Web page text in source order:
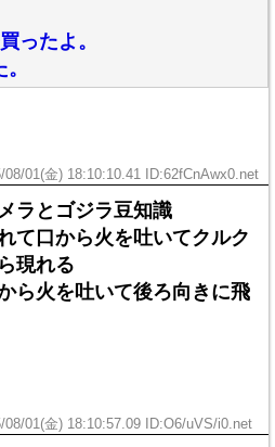
ったよ。
08/01(金) 18:10:10.41 ID:62fCnAwx0.net
ラとゴジラ豆知識
て口から火を吐いてクルク
現れる
ら火を吐いて後ろ向きに飛
08/01(金) 18:10:57.09 ID:O6/uVS/i0.net